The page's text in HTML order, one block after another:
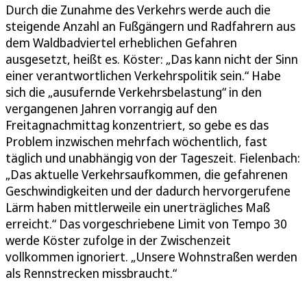
Durch die Zunahme des Verkehrs werde auch die
steigende Anzahl an Fußgängern und Radfahrern aus
dem Waldbadviertel erheblichen Gefahren
ausgesetzt, heißt es. Köster: „Das kann nicht der Sinn
einer verantwortlichen Verkehrspolitik sein.“ Habe
sich die „ausufernde Verkehrsbelastung“ in den
vergangenen Jahren vorrangig auf den
Freitagnachmittag konzentriert, so gebe es das
Problem inzwischen mehrfach wöchentlich, fast
täglich und unabhängig von der Tageszeit. Fielenbach:
„Das aktuelle Verkehrsaufkommen, die gefahrenen
Geschwindigkeiten und der dadurch hervorgerufene
Lärm haben mittlerweile ein unerträgliches Maß
erreicht.“ Das vorgeschriebene Limit von Tempo 30
werde Köster zufolge in der Zwischenzeit
vollkommen ignoriert. „Unsere Wohnstraßen werden
als Rennstrecken missbraucht.“